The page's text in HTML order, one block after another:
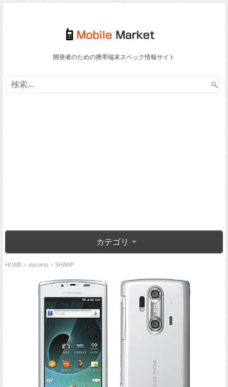
開発者のための携帯端末スペック情報サイト
カテゴリ
HOME » docomo » SHARP